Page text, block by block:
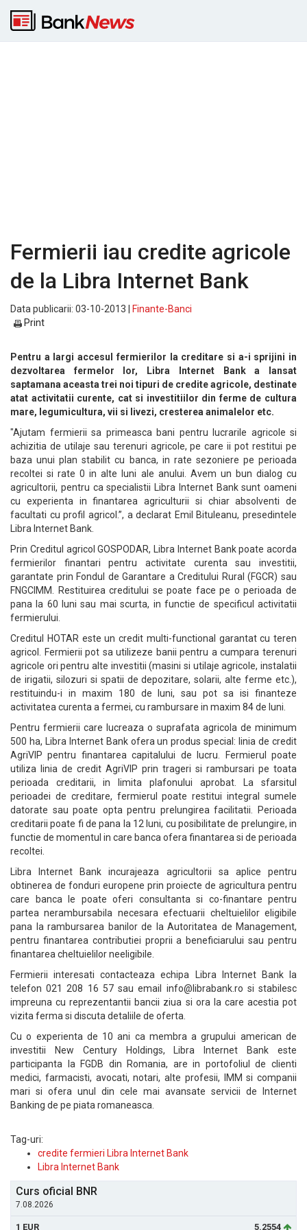
Fermierii iau credite agricole
de la Libra Internet Bank
Data publicarii: 03-10-2013 |
Finante-Banci
Print
Pentru a largi accesul fermierilor la creditare si a-i sprijini in
dezvoltarea fermelor lor, Libra Internet Bank a lansat
saptamana aceasta trei noi tipuri de credite agricole, destinate
atat activitatii curente, cat si investitiilor din ferme de cultura
mare, legumicultura, vii si livezi, cresterea animalelor etc.
"Ajutam fermierii sa primeasca bani pentru lucrarile agricole si
achizitia de utilaje sau terenuri agricole, pe care ii pot restitui pe
baza unui plan stabilit cu banca, in rate sezoniere pe perioada
recoltei si rate 0 in alte luni ale anului. Avem un bun dialog cu
agricultorii, pentru ca specialistii Libra Internet Bank sunt oameni
cu experienta in finantarea agriculturii si chiar absolventi de
facultati cu profil agricol.”, a declarat Emil Bituleanu, presedintele
Libra Internet Bank.
Prin Creditul agricol GOSPODAR, Libra Internet Bank poate acorda
fermierilor finantari pentru activitate curenta sau investitii,
garantate prin Fondul de Garantare a Creditului Rural (FGCR) sau
FNGCIMM. Restituirea creditului se poate face pe o perioada de
pana la 60 luni sau mai scurta, in functie de specificul activitatii
fermierului.
Creditul HOTAR este un credit multi-functional garantat cu teren
agricol. Fermierii pot sa utilizeze banii pentru a cumpara terenuri
agricole ori pentru alte investitii (masini si utilaje agricole, instalatii
de irigatii, silozuri si spatii de depozitare, solarii, alte ferme etc.),
restituindu-i in maxim 180 de luni, sau pot sa isi finanteze
activitatea curenta a fermei, cu rambursare in maxim 84 de luni.
Pentru fermierii care lucreaza o suprafata agricola de minimum
500 ha, Libra Internet Bank ofera un produs special: linia de credit
AgriVIP pentru finantarea capitalului de lucru. Fermierul poate
utiliza linia de credit AgriVIP prin trageri si rambursari pe toata
perioada creditarii, in limita plafonului aprobat. La sfarsitul
perioadei de creditare, fermierul poate restitui integral sumele
datorate sau poate opta pentru prelungirea facilitatii. Perioada
creditarii poate fi de pana la 12 luni, cu posibilitate de prelungire, in
functie de momentul in care banca ofera finantarea si de perioada
recoltei.
Libra Internet Bank incurajeaza agricultorii sa aplice pentru
obtinerea de fonduri europene prin proiecte de agricultura pentru
care banca le poate oferi consultanta si co-finantare pentru
partea nerambursabila necesara efectuarii cheltuielilor eligibile
pana la rambursarea banilor de la Autoritatea de Management,
pentru finantarea contributiei proprii a beneficiarului sau pentru
finantarea cheltuielilor neeligibile.
Fermierii interesati contacteaza echipa Libra Internet Bank la
telefon 021 208 16 57 sau email info@librabank.ro si stabilesc
impreuna cu reprezentantii bancii ziua si ora la care acestia pot
vizita ferma si discuta detaliile de oferta.
Cu o experienta de 10 ani ca membra a grupului american de
investitii New Century Holdings, Libra Internet Bank este
participanta la FGDB din Romania, are in portofoliul de clienti
medici, farmacisti, avocati, notari, alte profesii, IMM si companii
mari si ofera unul din cele mai avansate servicii de Internet
Banking de pe piata romaneasca.
Tag-uri:
credite fermieri Libra Internet Bank
Libra Internet Bank
Curs oficial BNR
7.08.2026
1 EUR 5.2554